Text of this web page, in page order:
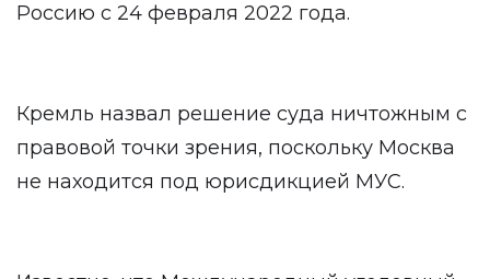
Россию с 24 февраля 2022 года.
Кремль назвал решение суда ничтожным с
правовой точки зрения, поскольку Москва
не находится под юрисдикцией МУС.